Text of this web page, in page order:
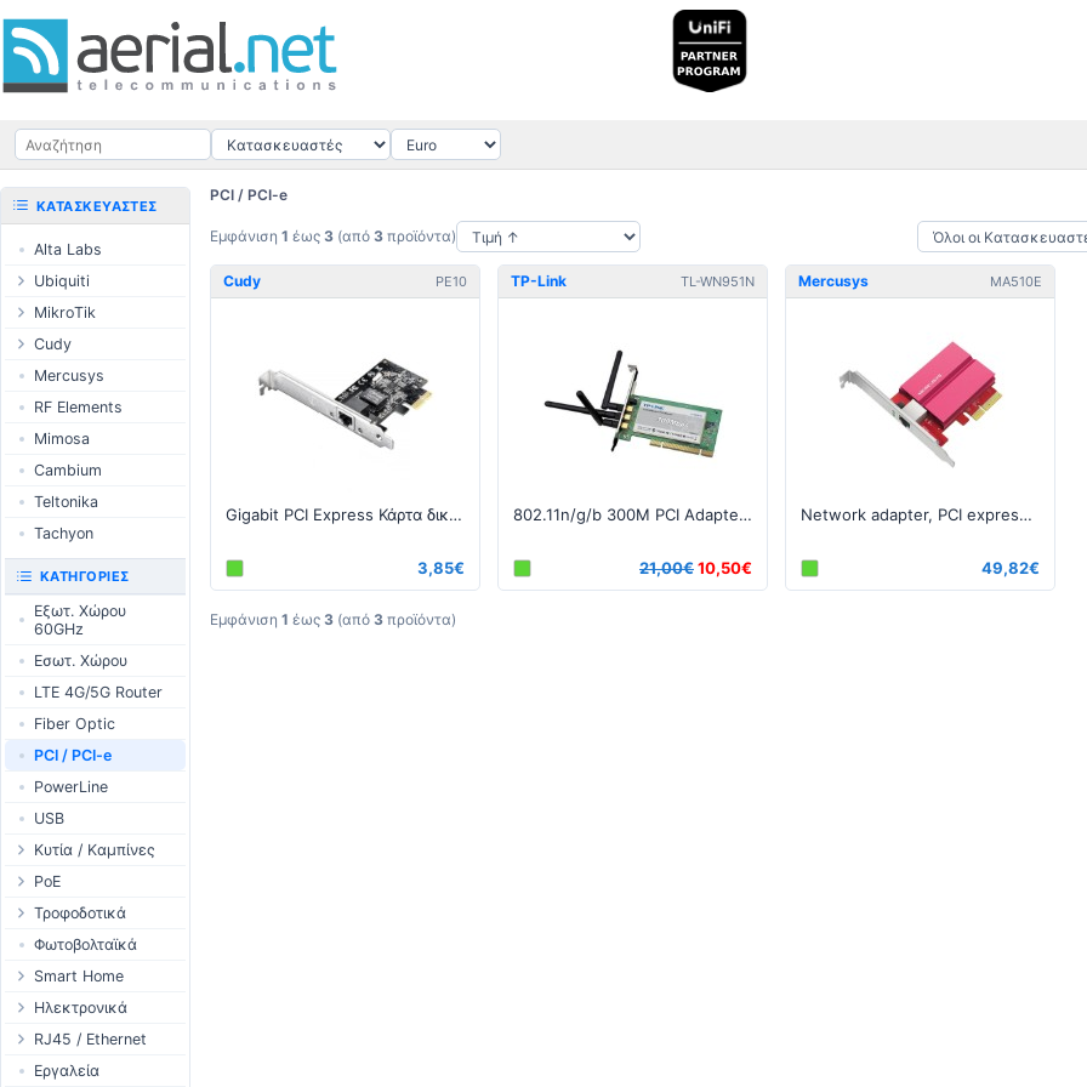
PCI / PCI-e
Εμφάνιση 1 έως 3 (από 3 προϊόντα)
Cudy PE10
Gigabit PCI Express Κάρτα δικτύου
3,85€
TP-Link TL-WN951N
802.11n/g/b 300M PCI Adapter, Atheros, 3x3 MIMO, 2.4GHz v1
21,00€10,50€
Mercusys MA510E
Network adapter, PCI express, 10 Gbps
49,82€
Εμφάνιση 1 έως 3 (από 3 προϊόντα)
ΚΑΤΑΣΚΕΥΑΣΤΈΣ
Alta Labs
Ubiquiti
UISP Wave
UISP Network
UISP Power
UISP LTU
airMAX
airMAX ac
UniFi Wireless
UniFi Cloud
Gateways
UniFi CloudKeys &
UniFi Switching
Security
UniFi Camera
Accessories
PoE & Power
U Fiber
Rack Mount
MikroTik
Ethernet
Switches
LTE/5G products
IoT products
60GHz products
RouterBOARD
Διεπαφές
Εξαρτήματα
Κεραίες
SFP / QSFP
Cudy
Routers
LTE / 5G
AP / MESH
Switch
NIC
USB Chargers
Mercusys
RF Elements
Mimosa
Cambium
Teltonika
Tachyon
ΚΑΤΗΓΟΡΊΕΣ
Εξωτ. Χώρου
60GHz
Εσωτ. Χώρου
LTE 4G/5G Router
Fiber Optic
PCI / PCI-e
PowerLine
USB
Κυτία / Καμπίνες
Outdoor Cases
Indoor Cases
Indoor - Racks
Patch Panels
Accessories
PoE
Desktop Adapter
Wallplug Adapter
DC to DC Adapter
Passive Injector
802.3af/at Injector
Passive Splitter
Τροφοδοτικά
WallPlug
Desktop
Outdoor
Ράγας
PCB Power Supply
Φωτοβολταϊκά
Smart Home
Tuya - WiFi
TUYA - Bluetooth
Zigbee
Ηλεκτρονικά
Ρελέ
Οθόνες
RJ45 / Ethernet
Στροφία Etehernet
Εργαλεία